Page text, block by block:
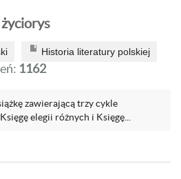
życiorys
Historia literatury polskiej
1162
zawierającą trzy cykle
elegii różnych i Księgę...